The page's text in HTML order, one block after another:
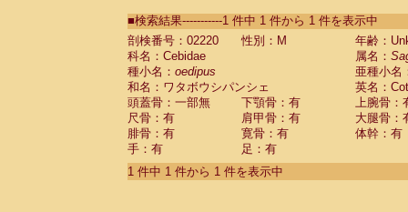
CebidaeSaguinus labiatus(0)
Cebidae Saguinus leucopus (0)
Cebidae
Cebidae
CebidaeSaguinus nigricollis (0)
Cebidae Saguinus oedipus
Cebidae Saguinus weddelli
Cebidae Saguinusspp.
Cebidae Aotus trivirgatus
Cebidae Cebus albifrons
■検索結果-----------1 件中 1 件から 1 件を表示中
剖検番号：02220
性別：M
年齢：
科名：Cebidae
属名：
種小名： oedipus
亜種小名
和名：ワタボウシパンシェ
英名：
頭蓋骨：一部無
下顎骨：有
上腕骨：
尺骨：有
肩甲骨：有
大腿骨：
腓骨：有
寛骨：有
体幹：有
手：有
足：有
1 件中 1 件から 1 件を表示中